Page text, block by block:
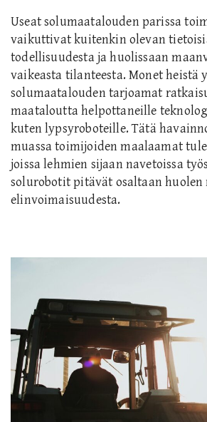
Useat solumaatalouden parissa
vaikuttivat kuitenkin olevan
todellisuudesta ja huolissaan
vaikeasta tilanteesta. Monet heistä
solumaatalouden tarjoamat
maataloutta helpottaneille
kuten lypsyroboteille. Tätä
muassa toimijoiden maalaamat
joissa lehmien sijaan navetoissa
solurobotit pitävät osaltaan huolen
elinvoimaisuudesta.